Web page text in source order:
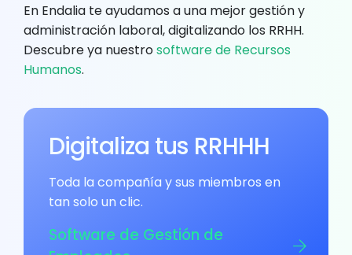
En Endalia te ayudamos a una mejor gestión y
administración laboral, digitalizando los RRHH.
Descubre ya nuestrosoftware de Recursos
Humanos.
Digitaliza tus RRHHH
Toda la compañía y sus miembros en
tan solo un clic.
Software de Gestión de